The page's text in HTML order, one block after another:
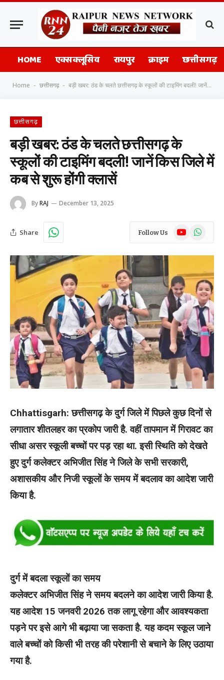
HOME एक्सक्लूसिव रायपुर क्राइम छत्तीसगढ़
Home - छत्तीसगढ़ - बड़ी खबर: ठंड के चलते छत्तीसगढ़ के स्कूलों की टाइमिंग बदली! जानें किस जिले में कब से शुरू होंगी क्लासें
छत्तीसगढ़
बड़ी खबर: ठंड के चलते छत्तीसगढ़ के
स्कूलों की टाइमिंग बदली! जानें किस जिले में
कब से शुरू होंगी क्लासें
ByRAJ December 13, 2025
Share Follow Us YouTubeWhatsApp
Chhattisgarh: छत्तीसगढ़ के दुर्ग जिले में पिछले कुछ दिनों से
लगातार शीतलहर का प्रकोप जारी है. वहीं तापमान में गिरावट का
सीधा असर स्कूली बच्चों पर पड़ रहा था. इसी स्थिति को देखते
हुए दुर्ग कलेक्टर अभिजीत सिंह ने जिले के सभी सरकारी,
अशासकीय और निजी स्कूलों के समय में बदलाव का आदेश जारी
किया है.
दुर्ग में बदला स्कूलों का समय
कलेक्टर अभिजीत सिंह ने समय बदलने का आदेश जारी किया है.
यह आदेश 15 जनवरी 2026 तक लागू रहेगा और आवश्यकता
पड़ने पर इसे आगे भी बढ़ाया जा सकता है. यह कदम स्कूल जाने
वाले बच्चों को किसी भी तरह की परेशानी से बचाने के लिए उठाया
गया है.